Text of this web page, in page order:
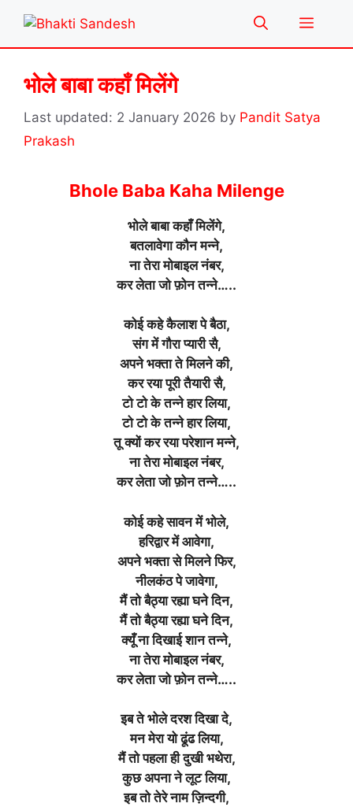
content
Menu
भोले बाबा कहाँ मिलेंगे
2 January 2026 by Pandit Satya
Prakash
Bhole Baba Kaha Milenge
भोले बाबा कहाँ मिलेंगे,
बतलावेगा कौन मन्ने,
ना तेरा मोबाइल नंबर,
कर लेता जो फ़ोन तन्ने…..
कोई कहे कैलाश पे बैठा,
संग में गौरा प्यारी सै,
अपने भक्ता ते मिलने की,
कर रया पूरी तैयारी सै,
टो टो के तन्ने हार लिया,
टो टो के तन्ने हार लिया,
तू क्यों कर रया परेशान मन्ने,
ना तेरा मोबाइल नंबर,
कर लेता जो फ़ोन तन्ने…..
कोई कहे सावन में भोले,
हरिद्वार में आवेगा,
अपने भक्ता से मिलने फिर,
नीलकंठ पे जावेगा,
मैं तो बैठ्या रह्या घने दिन,
मैं तो बैठ्या रह्या घने दिन,
क्यूँ ना दिखाई शान तन्ने,
ना तेरा मोबाइल नंबर,
कर लेता जो फ़ोन तन्ने…..
इब ते भोले दरश दिखा दे,
मन मेरा यो ढूंढ लिया,
मैं तो पहला ही दुखी भथेरा,
कुछ अपना ने लूट लिया,
इब तो तेरे नाम ज़िन्दगी,